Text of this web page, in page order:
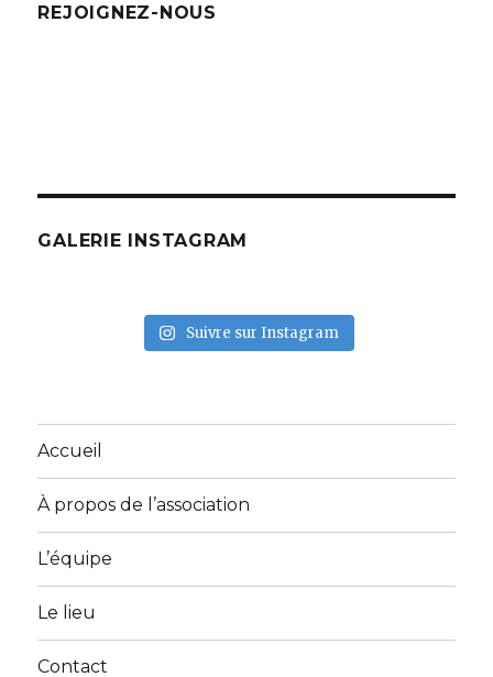
REJOIGNEZ-NOUS
GALERIE INSTAGRAM
Suivre sur Instagram
Accueil
À propos de l’association
L’équipe
Le lieu
Contact